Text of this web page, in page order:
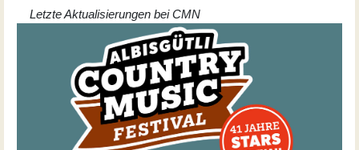
Letzte Aktualisierungen bei CMN